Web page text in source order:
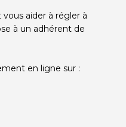
AUTOSUR
Choisir ce
centre
CONTRÔLE
aider à régler à
à un adhérent de
en ligne sur :